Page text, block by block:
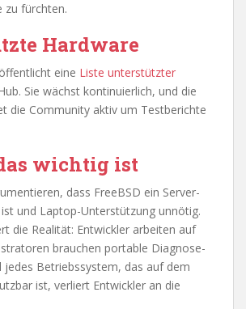
zu fürchten.
Hardware
eine Liste unterstützter
Sie wächst kontinuierlich, und die
die Community aktiv um Testberichte
wichtig ist
dass FreeBSD ein Server-
und Laptop-Unterstützung unnötig.
die Realität: Entwickler arbeiten auf
brauchen portable Diagnose-
jedes Betriebssystem, das auf dem
ist, verliert Entwickler an die